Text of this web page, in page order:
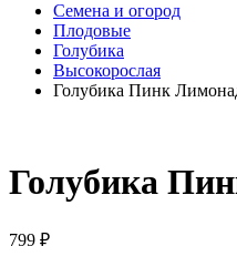
Семена и огород
Плодовые
Голубика
Высокорослая
Голубика Пинк
Голубика
799 ₽